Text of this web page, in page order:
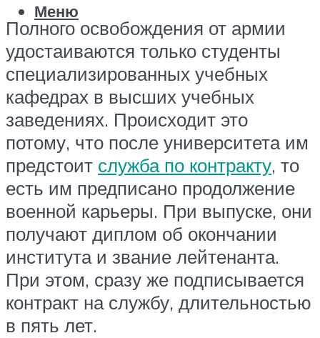
Меню
Полного освобождения от армии
удостаиваются только студенты
специализированных учебных
кафедрах в высших учебных
заведениях. Происходит это
потому, что после университета им
предстоит служба по контракту, то
есть им предписано продолжение
военной карьеры. При выпуске, они
получают диплом об окончании
института и звание лейтенанта.
При этом, сразу же подписывается
контракт на службу, длительностью
в пять лет.